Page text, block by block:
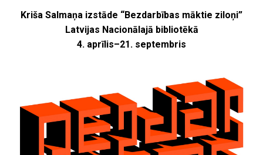
Kriša Salmaņa izstāde “Bezdarbības māktie ziloņi”
Latvijas Nacionālajā bibliotēkā
4. aprīlis–21. septembris